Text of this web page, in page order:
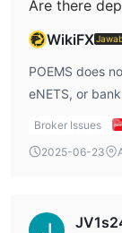
POEMS saat ini
menawarkan
yang dipilih
untuk
tertentu.
Are there
WikiFX
POEMS does
eNETS, or
Broker Issues
2025-06-23